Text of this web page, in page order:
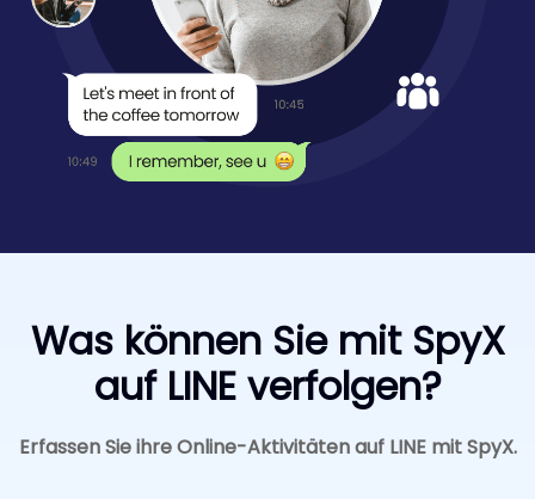
Was können Sie mit SpyX
auf LINE verfolgen?
Erfassen Sie ihre Online-Aktivitäten auf LINE mit SpyX.